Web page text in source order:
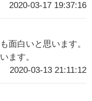
2020-03-17 19:37:16
面白いと思います。
ます。
2020-03-13 21:11:12